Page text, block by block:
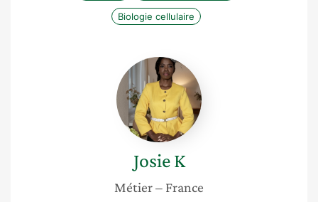
Biologie cellulaire
Josie
K
Josie K
Métier– France